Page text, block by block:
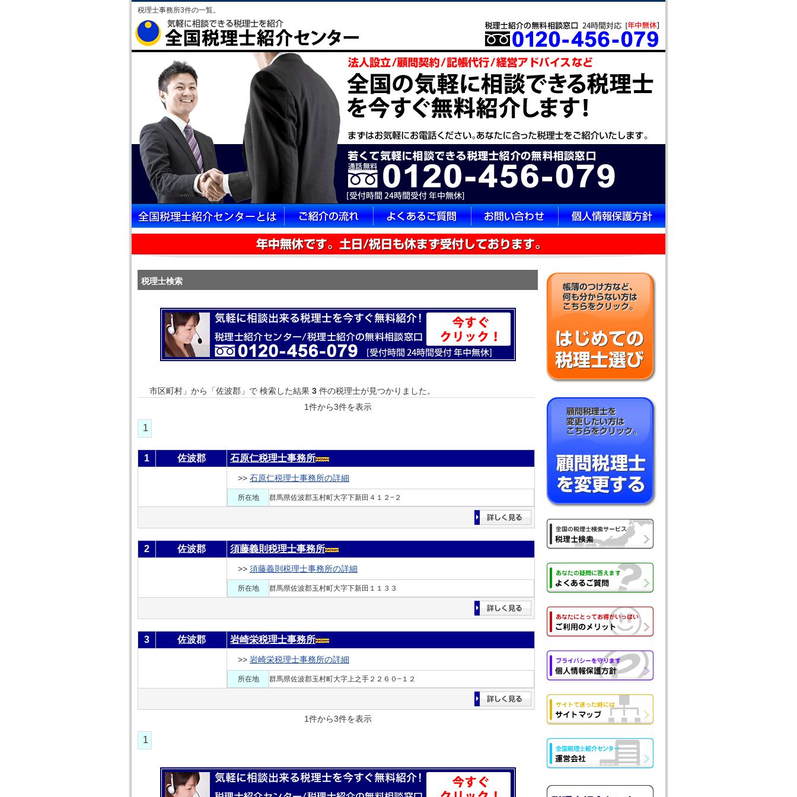
税理士事務所3件の一覧。
税理士検索
市区町村」から「佐波郡」で 検索した結果 3 件の税理士が見つかりました。
1件から3件を表示
1
1 佐波郡 石原仁税理士事務所
>> 石原仁税理士事務所の詳細
所在地 群馬県佐波郡玉村町大字下新田４１２−２
2 佐波郡 須藤義則税理士事務所
>> 須藤義則税理士事務所の詳細
所在地 群馬県佐波郡玉村町大字下新田１１３３
3 佐波郡 岩崎栄税理士事務所
>> 岩崎栄税理士事務所の詳細
所在地 群馬県佐波郡玉村町大字上之手２２６０−１２
1件から3件を表示
1